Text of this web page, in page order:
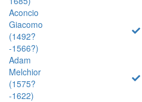
Aconcio
Giacomo
(1492?
-1566?)
Adam
Melchior
(1575?
-1622)